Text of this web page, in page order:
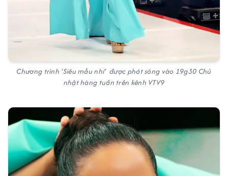
Chương trình ‘Siêu mẫu nhí’ được phát sóng vào 19g30 Chủ
nhật hàng tuần trên kênh VTV9